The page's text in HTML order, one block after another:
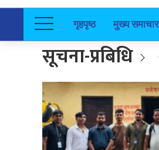
गृहपृष्ठ मुख्य समाचार
सूचना-प्रबिधि